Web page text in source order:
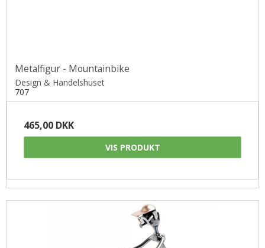
Metalfigur - Mountainbike
Design & Handelshuset
707
465,00 DKK
VIS PRODUKT